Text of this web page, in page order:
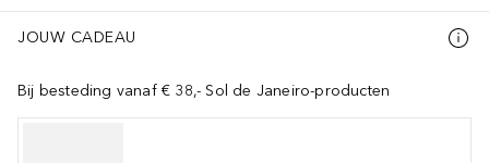
JOUW CADEAU
Bij besteding vanaf € 38,- Sol de Janeiro-producten